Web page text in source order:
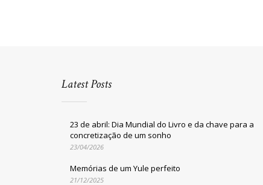
Latest Posts
23 de abril: Dia Mundial do Livro e da chave para a
concretização de um sonho
23/04/2026
Memórias de um Yule perfeito
21/12/2025